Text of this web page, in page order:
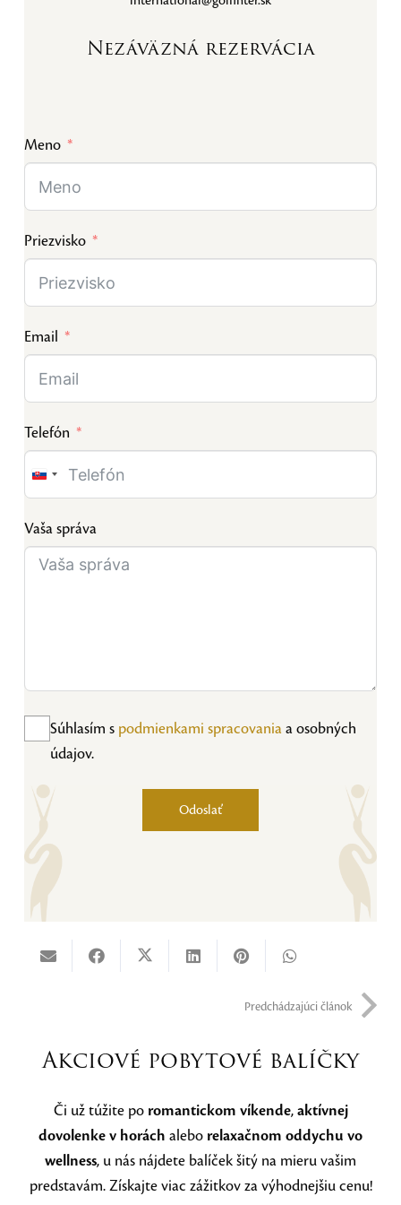
Nezáväzná rezervácia
Meno
Priezvisko
Email
Telefón
Slovakia
Vaša správa
Súhlasím s podmienkami spracovaniaa osobných
údajov.
Odoslať
Alternative:
Predchádzajúci článok
Akciové pobytové balíčky
Či už túžite po romantickom víkende,aktívnej
dovolenke v horách alebo relaxačnom oddychu vo
wellness, u nás nájdete balíček šitý na mieru vašim
predstavám. Získajte viac zážitkov za výhodnejšiu cenu!